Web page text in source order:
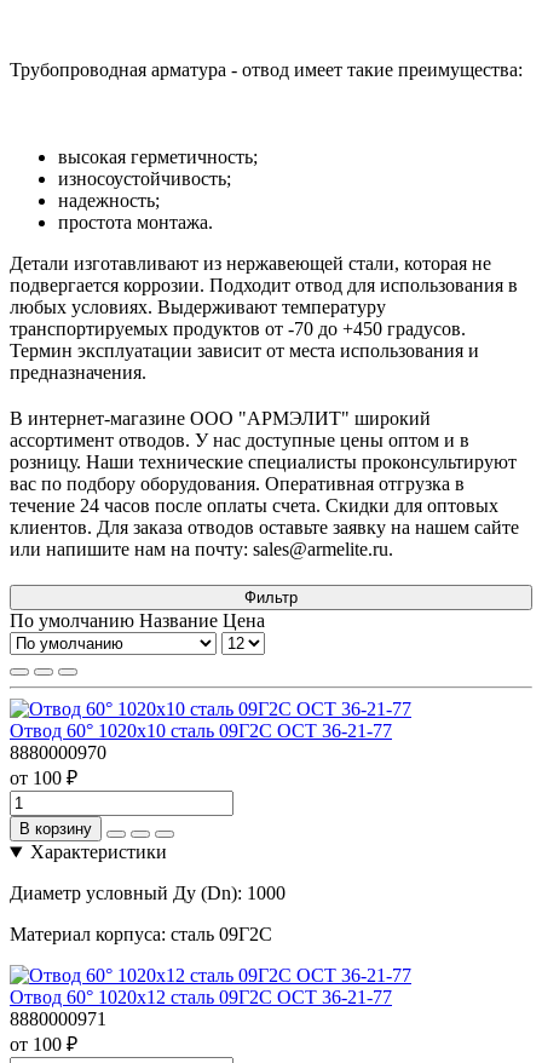
Трубопроводная арматура - отвод имеет такие преимущества:
высокая герметичность;
износоустойчивость;
надежность;
простота монтажа.
Детали изготавливают из нержавеющей стали, которая не
подвергается коррозии. Подходит отвод для использования в
любых условиях. Выдерживают температуру
транспортируемых продуктов от -70 до +450 градусов.
Термин эксплуатации зависит от места использования и
предназначения.
В интернет-магазине ООО "АРМЭЛИТ" широкий
ассортимент отводов. У нас доступные цены оптом и в
розницу. Наши технические специалисты проконсультируют
вас по подбору оборудования. Оперативная отгрузка в
течение 24 часов после оплаты счета. Скидки для оптовых
клиентов. Для заказа отводов оставьте заявку на нашем сайте
или напишите нам на почту: sales@armelite.ru.
Фильтр
По умолчанию Название Цена
Отвод 60° 1020х10 сталь 09Г2С ОСТ 36-21-77
8880000970
от 100 ₽
В корзину
Характеристики
Диаметр условный Ду (Dn): 1000
Материал корпуса: сталь 09Г2С
Отвод 60° 1020х12 сталь 09Г2С ОСТ 36-21-77
8880000971
от 100 ₽